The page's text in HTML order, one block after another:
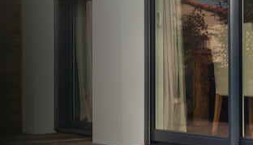
roulant officiel pour vous apporter
usines sans minimum d'achat -
technique chantier et service
07 83 35 69 17